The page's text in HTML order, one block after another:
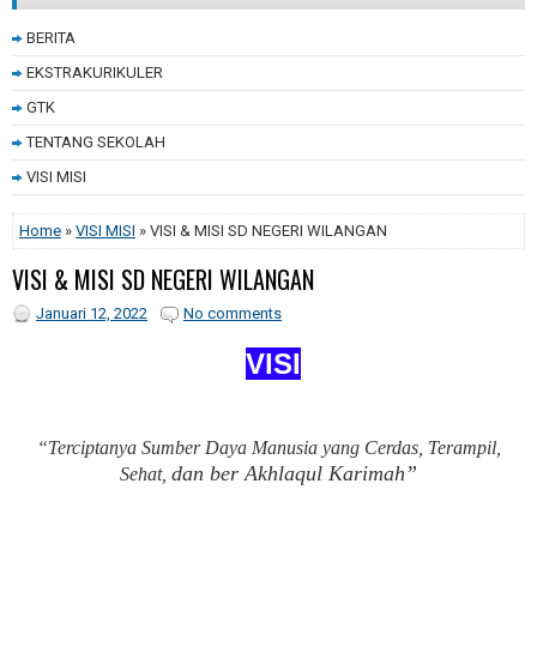
BERITA
EKSTRAKURIKULER
GTK
TENTANG SEKOLAH
VISI MISI
Home » VISI MISI » VISI & MISI SD NEGERI WILANGAN
VISI & MISI SD NEGERI WILANGAN
Januari 12, 2022 No comments
VISI
“Terciptanya Sumber Daya Manusia yang Cerdas, Terampil,
Sehat, dan ber Akhlaqul Karimah”